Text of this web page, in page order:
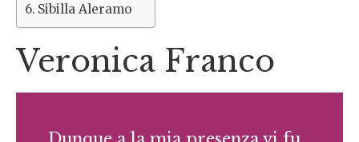
Sibilla Aleramo
Veronica Franco